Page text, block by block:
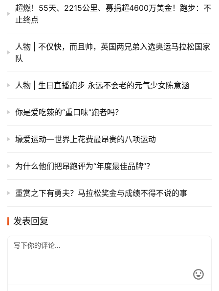
超燃！55天、2215公里、募捐超4600万美金！跑步：不
止终点
人物 | 不仅快，而且帅，英国两兄弟入选奥运马拉松国家
队
人物 | 生日直播跑步 永远不会老的元气少女陈意涵
你是爱吃辣的“重口味”跑者吗？
壕爱运动—世界上花费最昂贵的八项运动
为什么他们把昂跑评为“年度最佳品牌”？
重赏之下有勇夫？马拉松奖金与成绩不得不说的事
发表回复